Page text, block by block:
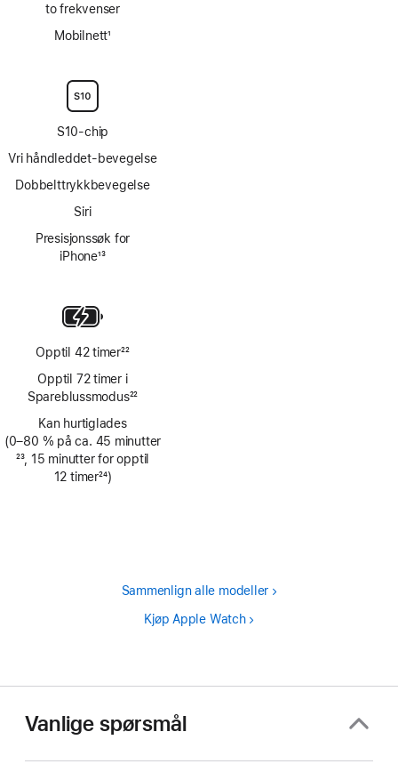
to frekvenser
Mobilnett1
S10-chip
Vri håndleddet-bevegelse
Dobbelttrykkbevegelse
Siri
Presisjonssøk for
iPhone13
Opptil 42 timer22
Opptil 72 timer i
Spareblussmodus22
Kan hurtiglades
(0–80 % på ca. 45 minutter
Fotnote
23, 15 minutter for opptil
12 timer24)
Sammenlign alle modeller
Kjøp Apple Watch
Vanlige spørsmål